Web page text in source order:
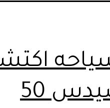
الأهرامات بـ مرسيدس 50